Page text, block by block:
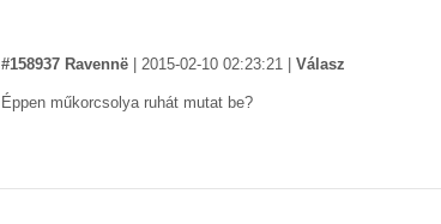
#158937 Ravennë 2015-02-10 02:23:21 Válasz
Éppen műkorcsolya ruhát mutat be?